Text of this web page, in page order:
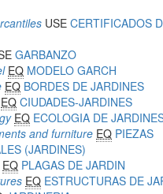
USE CERTIFICADOS
GARBANZO
EQ MODELO GARCH
EQ BORDES DE JARDINES
EQ CIUDADES-JARDINES
EQ ECOLOGIA DE
and furniture EQ PIEZAS
(JARDINES)
EQ PLAGAS DE JARDIN
EQ ESTRUCTURAS DE